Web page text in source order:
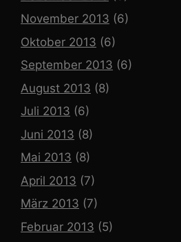
November 2013 (6)
Oktober 2013 (6)
September 2013 (6)
August 2013 (8)
Juli 2013 (6)
Juni 2013 (8)
Mai 2013 (8)
April 2013 (7)
März 2013 (7)
Februar 2013 (5)